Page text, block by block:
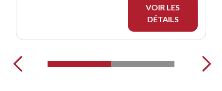
VOIR LES
DÉTAILS